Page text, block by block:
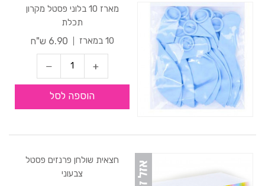
מארז 10 בלוני פסטל מקרון
תכלת
10 במארז
6.90 ש"ח
הוספה לסל
חצאית שולחן פרנזים פסטל
צבעוני